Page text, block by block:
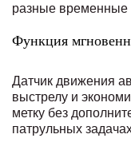
разные временные
Функция
Датчик движения
выстрелу и
метку без
патрульных